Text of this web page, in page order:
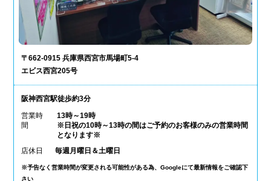
〒662-0915 兵庫県西宮市馬場町5-4
エビス西宮205号
阪神西宮駅徒歩約3分
営業時
間
13時～19時
※日祝の10時～13時の間はご予約のお客様のみの営業時間
となります※
店休日
毎週月曜日＆土曜日
※予告なく営業時間が変更される可能性がある為、Googleにて最新情報をご確認下
さい